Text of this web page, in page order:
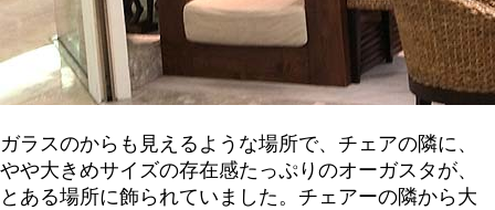
ガラスのからも見えるような場所で、チェアの隣に、
やや大きめサイズの存在感たっぷりのオーガスタが、
とある場所に飾られていました。チェアーの隣から大